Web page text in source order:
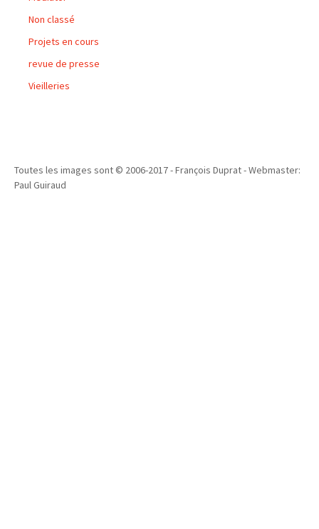
Non classé
Projets en cours
revue de presse
Vieilleries
Toutes les images sont © 2006-2017 - François Duprat - Webmaster:
Paul Guiraud